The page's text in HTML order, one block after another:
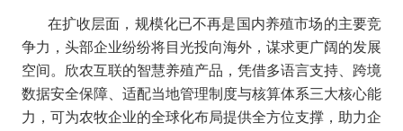
在扩收层面，规模化已不再是国内养殖市场的主要竞
争力，头部企业纷纷将目光投向海外，谋求更广阔的发展
空间。欣农互联的智慧养殖产品，凭借多语言支持、跨境
数据安全保障、适配当地管理制度与核算体系三大核心能
力，可为农牧企业的全球化布局提供全方位支撑，助力企